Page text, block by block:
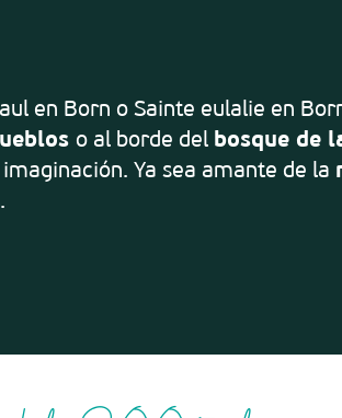
aux favoris
en Born o Sainte eulalie en
o al borde del bosque de
Ya sea amante de la